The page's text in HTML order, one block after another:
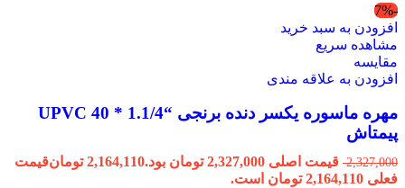
-7%
افزودن به سبد خرید
مشاهده سریع
مقایسه
افزودن به علاقه مندی
مهره ماسوره یکسر دنده برنجی “1.1/4 * 40 UPVC
پیمتاش
2,327,000 قیمت اصلی 2,327,000 تومان بود. 2,164,110 تومانقیمت
فعلی 2,164,110 تومان است.